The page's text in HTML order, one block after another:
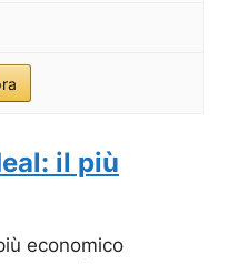
il più
economico